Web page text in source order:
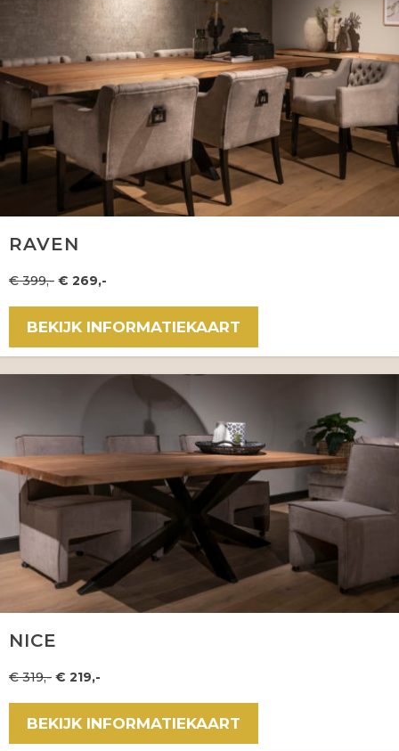
RAVEN
€ 399,- € 269,-
BEKIJK INFORMATIEKAART
NICE
€ 319,- € 219,-
BEKIJK INFORMATIEKAART